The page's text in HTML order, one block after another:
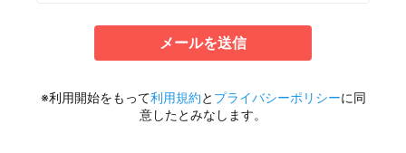
メールを送信
※利用開始をもって利用規約と プライバシーポリシーに同
意したとみなします。